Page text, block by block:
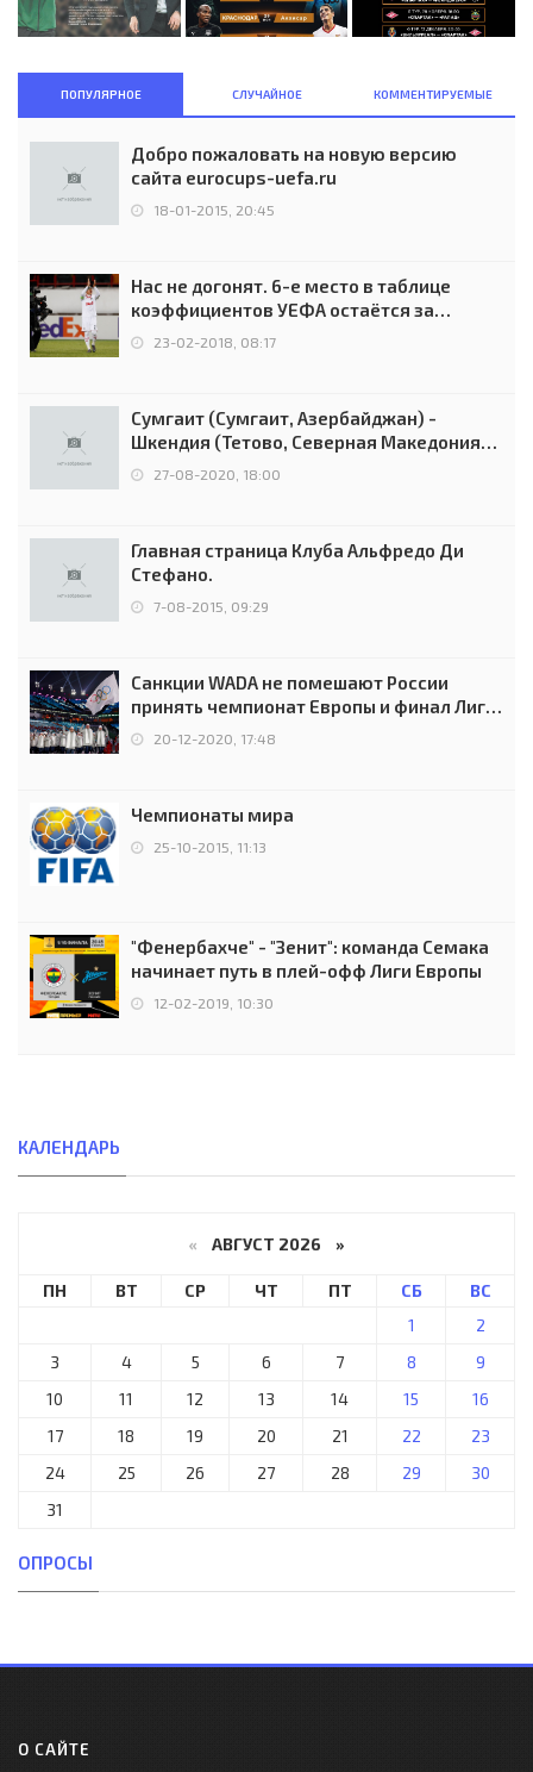
ПОПУЛЯРНОЕ СЛУЧАЙНОЕ КОММЕНТИРУЕМЫЕ
Добро пожаловать на новую версию
сайта eurocups-uefa.ru
18-01-2015, 20:45
Нас не догонят. 6-е место в таблице
коэффициентов УЕФА остаётся за
Россией
23-02-2018, 08:17
Сумгаит (Сумгаит, Азербайджан) -
Шкендия (Тетово, Северная Македония) -
0:2 (0:0)
27-08-2020, 18:00
Главная страница Клуба Альфредо Ди
Стефано.
7-08-2015, 09:29
Санкции WADA не помешают России
принять чемпионат Европы и финал Лиги
чемпионов.
20-12-2020, 17:48
Чемпионаты мира
25-10-2015, 11:13
"Фенербахче" - "Зенит": команда Семака
начинает путь в плей-офф Лиги Европы
12-02-2019, 10:30
КАЛЕНДАРЬ
« АВГУСТ 2026 »
ПН ВТ СР ЧТ ПТ СБ
ВС
1
2
3
4 5 6 7 8
9
10
11 12 13 14 15
16
17
18 19 20 21 22
23
24
25 26 27 28 29
30
31
ОПРОСЫ
О САЙТЕ